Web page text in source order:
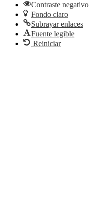
Contraste negativo
Fondo claro
Subrayar enlaces
Fuente legible
Reiniciar